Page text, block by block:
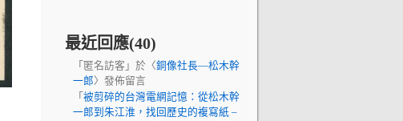
最近回應(40)
「 匿名訪客 」於〈銅像社長—松木幹
一郎〉發佈留言
「 被剪碎的台灣電網記憶：從松木幹
一郎到朱江淮，找回歷史的複寫紙 –